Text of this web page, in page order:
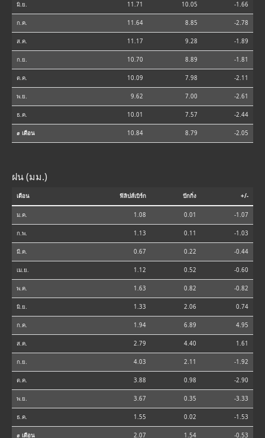
มิ.ย. 11.71 10.05 -1.66
ก.ค. 11.64 8.85 -2.78
ส.ค. 11.17 9.28 -1.89
ก.ย. 10.70 8.89 -1.81
ต.ค. 10.09 7.98 -2.11
พ.ย. 9.62 7.00 -2.61
ธ.ค. 10.01 7.57 -2.44
⌀ เดือน 10.84 8.79 -2.05
ฝน (มม.)
เดือน ฟิลิปส์เบิร์ก ปักกิ่ง +/-
ม.ค. 1.08 0.01 -1.07
ก.พ. 1.13 0.11 -1.03
มี.ค. 0.67 0.22 -0.44
เม.ย. 1.12 0.52 -0.60
พ.ค. 1.63 0.82 -0.82
มิ.ย. 1.33 2.06 0.74
ก.ค. 1.94 6.89 4.95
ส.ค. 2.79 4.40 1.61
ก.ย. 4.03 2.11 -1.92
ต.ค. 3.88 0.98 -2.90
พ.ย. 3.67 0.35 -3.33
ธ.ค. 1.55 0.02 -1.53
⌀ เดือน 2.07 1.54 -0.53